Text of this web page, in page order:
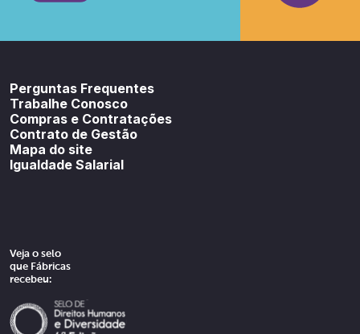
Perguntas Frequentes
Trabalhe Conosco
Compras e Contratações
Contrato de Gestão
Mapa do site
Igualdade Salarial
Veja o selo
que Fábricas
recebeu: